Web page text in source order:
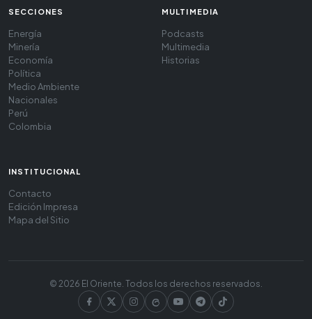
SECCIONES
Energía
Minería
Economía
Política
Medio Ambiente
Nacionales
Perú
Colombia
MULTIMEDIA
Podcasts
Multimedia
Historias
INSTITUCIONAL
Contacto
Edición Impresa
Mapa del Sitio
© 2026 El Oriente. Todos los derechos reservados.